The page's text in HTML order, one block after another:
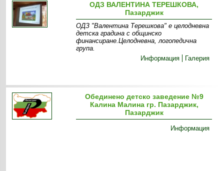
ОДЗ ВАЛЕНТИНА ТЕРЕШКОВА,
Пазарджик
ОДЗ "Валентина Терешкова" е целодневна
детска градина с общинско
финансиране.Целодневна, логопедична
група.
Информация
Галерия
Обединено детско заведение №9
Калина Малина гр. Пазарджик,
Пазарджик
Информация